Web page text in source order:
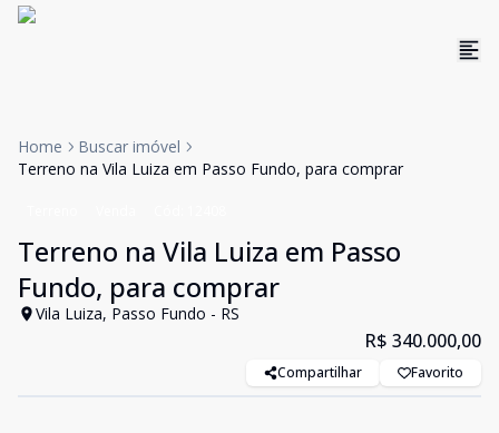
Home
Buscar imóvel
Terreno na Vila Luiza em Passo Fundo, para comprar
Terreno na Vila Luiza em Passo
Fundo, para comprar
Vila Luiza, Passo Fundo - RS
R$ 340.000,00
Compartilhar Favorito